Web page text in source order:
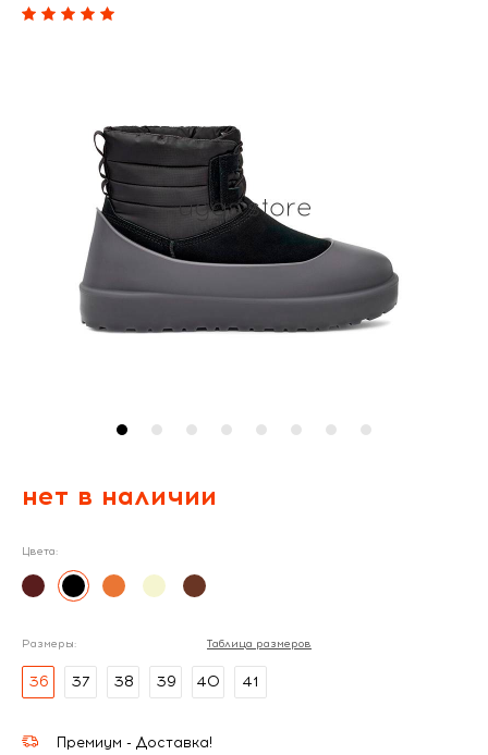
нет в наличии
Цвета:
Размеры: Таблица размеров
36 37 38 39 40 41
Премиум - Доставка!